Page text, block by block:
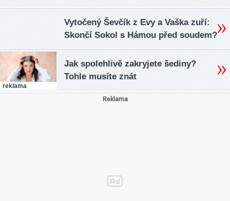
Vytočený Ševčík z Evy a Vaška zuří:
Skončí Sokol s Hámou před soudem?
reklama
Jak spolehlivě zakryjete šediny?
Tohle musíte znát